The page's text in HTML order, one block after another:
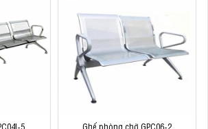
5
Ghế phòng chờ GPC06-2